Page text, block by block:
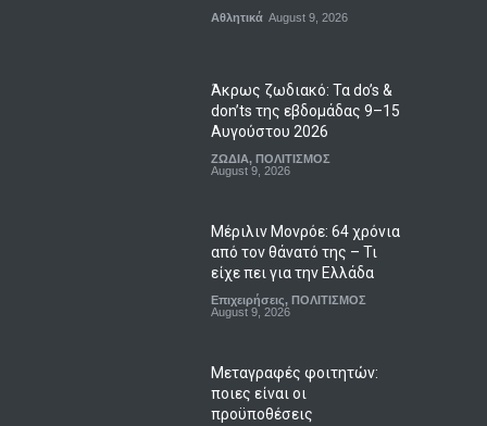
Αθλητικά August 9, 2026
Άκρως ζωδιακό: Τα do’s &
don’ts της εβδομάδας 9–15
Αυγούστου 2026
ΖΩΔΙΑ, ΠΟΛΙΤΙΣΜΟΣ
August 9, 2026
Μέριλιν Μονρόε: 64 χρόνια
από τον θάνατό της – Τι
είχε πει για την Ελλάδα
Επιχειρήσεις, ΠΟΛΙΤΙΣΜΟΣ
August 9, 2026
Μεταγραφές φοιτητών:
ποιες είναι οι
προϋποθέσεις